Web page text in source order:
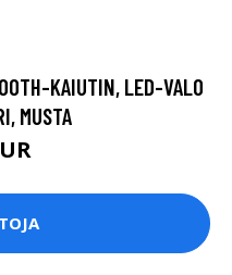
KAIUTIN, LED-VALO
MUSTA